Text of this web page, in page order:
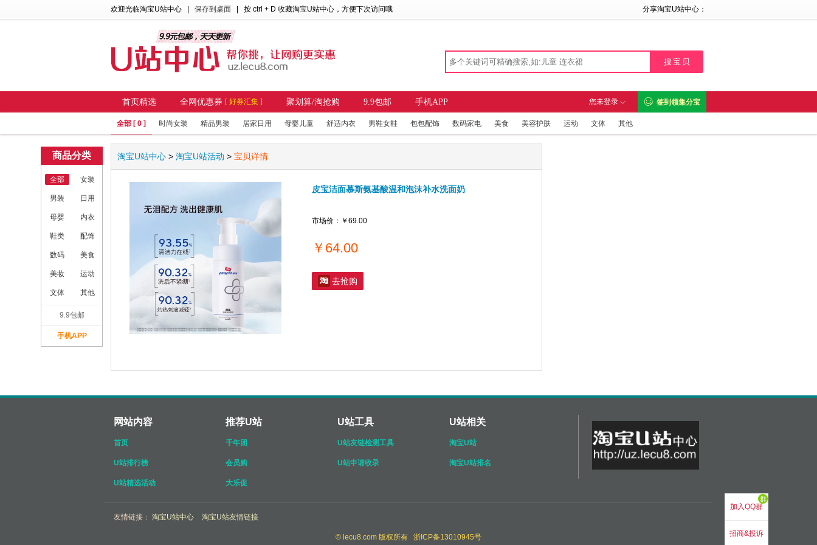
欢迎光临淘宝U站中心 保存到桌面 | 按 ctrl + D 收藏淘宝U站中心 ，方便下次访问哦 分享淘宝U站中心：
首页精选 全网优惠券 [ 好券汇集 ] 聚划算/淘抢购 9.9包邮 手机APP  签到领集分宝
您未登录 
全部 [ 0 ] 时尚女装 精品男装 居家日用 母婴儿童 舒适内衣 男鞋女鞋 包包配饰 数码家电 美食 美容护肤 运动 文体 其他
淘宝U站中心 > 淘宝U站活动 > 宝贝详情
皮宝洁面慕斯氨基酸温和泡沫补水洗面奶
市场价： ￥69.00
￥ 64.00
 去抢购
网站内容
首页
U站排行榜
U站精选活动
推荐U站
千年团
会员购
大乐促
U站工具
U站友链检测工具
U站申请收录
U站相关
淘宝U站
淘宝U站排名
友情链接： 淘宝U站中心 淘宝U站友情链接
© lecu8.com 版权所有 浙ICP备13010945号
加入QQ群
群
招商&投诉
商品分类
全部 女装
男装 日用
母婴 内衣
鞋类 配饰
数码 美食
美妆 运动
文体 其他
9.9包邮
手机APP